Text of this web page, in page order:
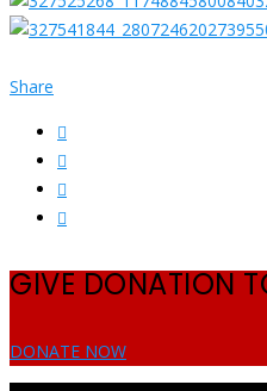
Share
GIVE DONATION
DONATE NOW